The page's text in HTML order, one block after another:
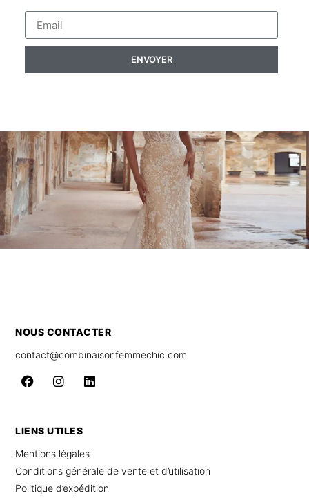
ENVOYER
NOUS CONTACTER
contact@combinaisonfemmechic.com
LIENS UTILES
Mentions légales
Conditions générale de vente et d’utilisation
Politique d’expédition